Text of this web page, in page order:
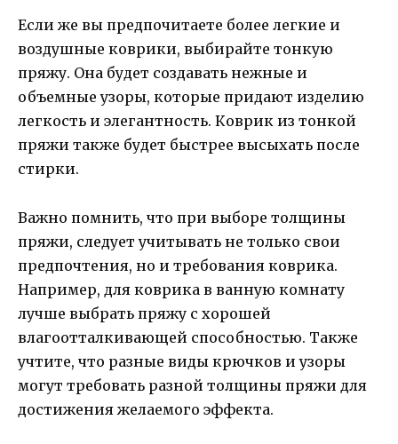
Если же вы предпочитаете более легкие и
воздушные коврики, выбирайте тонкую
пряжу. Она будет создавать нежные и
объемные узоры, которые придают изделию
легкость и элегантность. Коврик из тонкой
пряжи также будет быстрее высыхать после
стирки.
Важно помнить, что при выборе толщины
пряжи, следует учитывать не только свои
предпочтения, но и требования коврика.
Например, для коврика в ванную комнату
лучше выбрать пряжу с хорошей
влагоотталкивающей способностью. Также
учтите, что разные виды крючков и узоры
могут требовать разной толщины пряжи для
достижения желаемого эффекта.